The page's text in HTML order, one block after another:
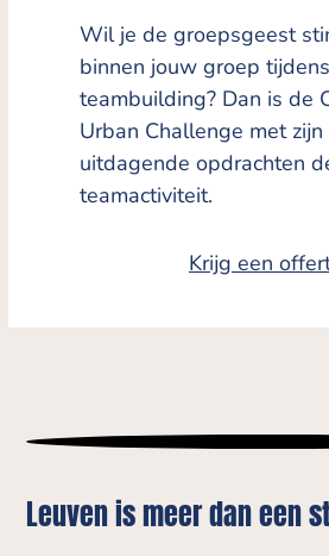
Wil je de groepsgeest
binnen jouw groep
teambuilding? Dan is de
Urban Challenge met
uitdagende opdrachten
teamactiviteit.
Krijg een
Leuven is meer dan een